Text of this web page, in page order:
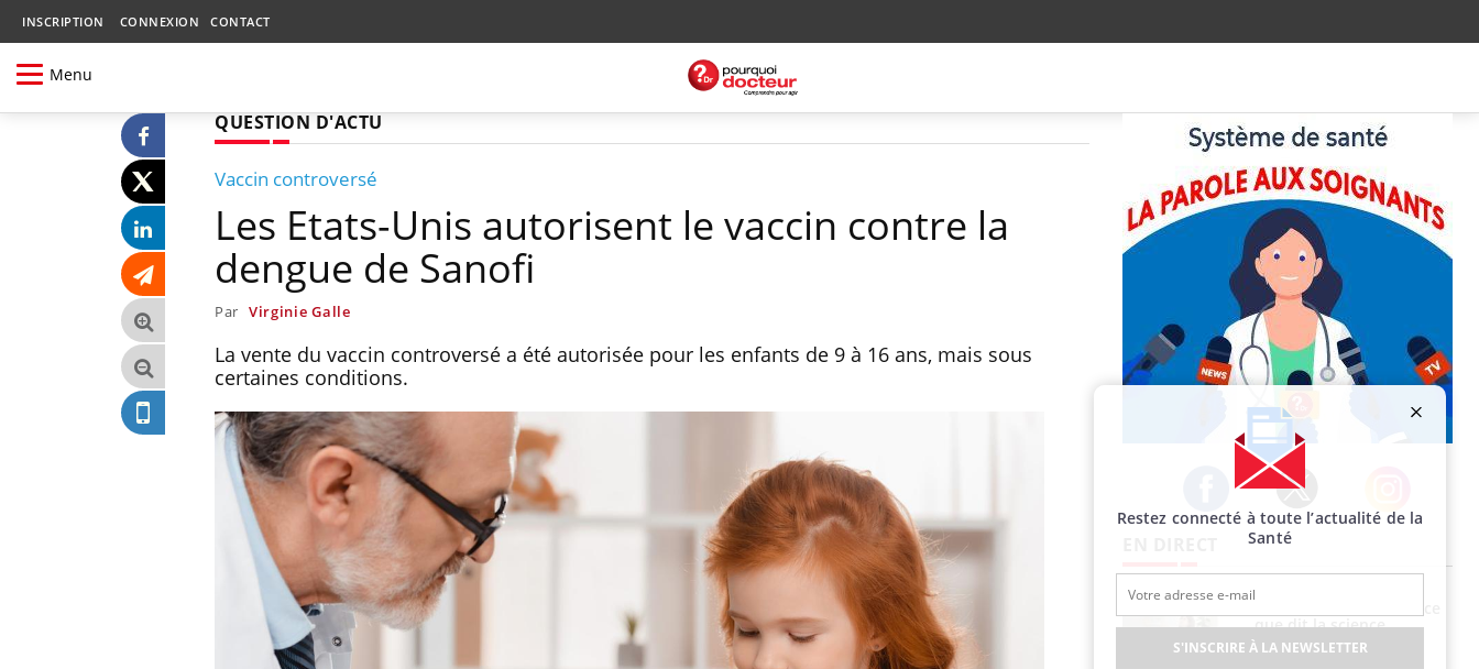
INSCRIPTION CONNEXION CONTACT
Menu
QUESTION D'ACTU
Vaccin controversé
Les Etats-Unis autorisent le vaccin contre la
dengue de Sanofi
Par Virginie Galle
La vente du vaccin controversé a été autorisée pour les enfants de 9 à 16 ans, mais sous
certaines conditions.
Facebook Twitter Instagram
Chikungunya, dengue,
West Nile : que se passe-
t-il dans le sud de la
France ?
La sieste empêche-t-elle
de dormir la nuit ?
Fortes chaleurs :
pourquoi le risque de
noyade grimpe-t-il ?
que dit la science
Restez connecté à toute l’actualité de la
Santé
S'INSCRIRE À LA NEWSLETTER